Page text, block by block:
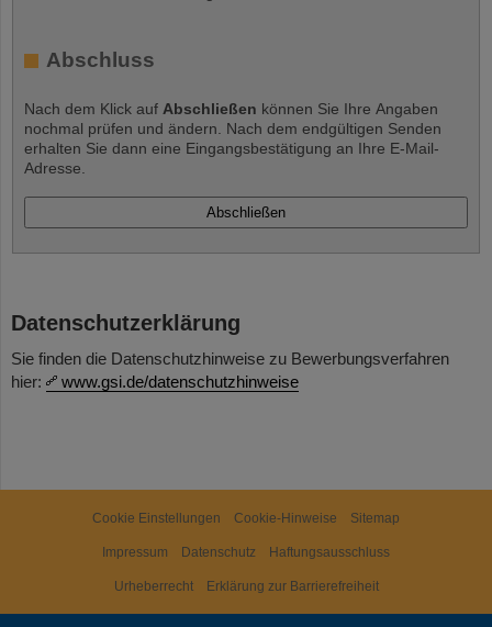
Abschluss
Nach dem Klick auf Abschließen können Sie Ihre Angaben
nochmal prüfen und ändern. Nach dem endgültigen Senden
erhalten Sie dann eine Eingangsbestätigung an Ihre E-Mail-
Adresse.
Datenschutzerklärung
Sie finden die Datenschutzhinweise zu Bewerbungsverfahren
hier:
www.gsi.de/datenschutzhinweise
Cookie Einstellungen Cookie-Hinweise Sitemap
Impressum Datenschutz Haftungsausschluss
Urheberrecht Erklärung zur Barrierefreiheit